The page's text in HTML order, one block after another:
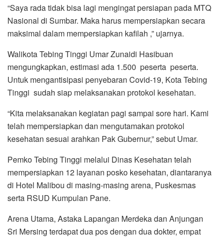
“Saya rada tidak bisa lagi mengingat persiapan pada MTQ
Nasional di Sumbar. Maka harus mempersiapkan secara
maksimal dalam mempersiapkan kafilah ,” ujarnya.
Walikota Tebing Tinggi Umar Zunaidi Hasibuan
mengungkapkan, estimasi ada 1.500 peserta peserta.
Untuk mengantisipasi penyebaran Covid-19, Kota Tebing
Tinggi sudah siap melaksanakan protokol kesehatan.
“Kita melaksanakan kegiatan pagi sampai sore hari. Kami
telah mempersiapkan dan mengutamakan protokol
kesehatan sesuai arahkan Pak Gubernur,” sebut Umar.
Pemko Tebing Tinggi melalui Dinas Kesehatan telah
mempersiapkan 12 layanan posko kesehatan, diantaranya
di Hotel Malibou di masing-masing arena, Puskesmas
serta RSUD Kumpulan Pane.
Arena Utama, Astaka Lapangan Merdeka dan Anjungan
Sri Mersing terdapat dua pos dengan dua dokter, empat